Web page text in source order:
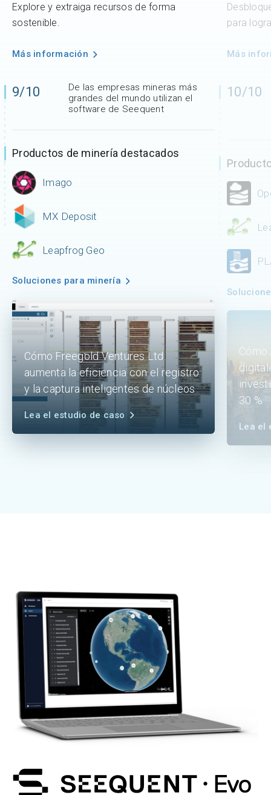
Explore y extraiga recursos de forma
sostenible​.
Más información
9/10
De las empresas mineras más
grandes del mundo utilizan el
software de Seequent
Productos de minería destacados
Imago
MX Deposit
Leapfrog Geo
Soluciones para minería
Cómo Freegold Ventures Ltd.
aumenta la eficiencia con el registro
y la captura inteligentes de núcleos
Lea el estudio de caso
para
Más
10/10
30 %
Lea el